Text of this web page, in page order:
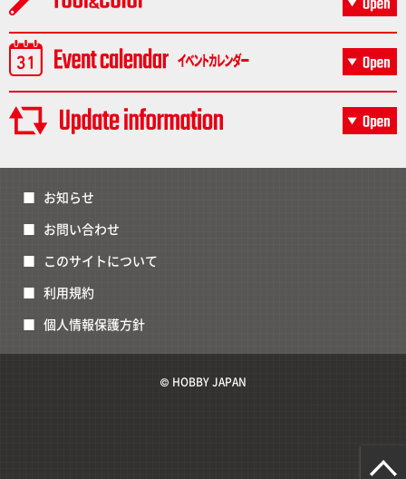
お知らせ
お問い合わせ
このサイトについて
利用規約
個人情報保護方針
© HOBBY JAPAN